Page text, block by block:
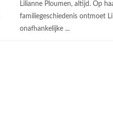
Lilianne Ploumen, altijd. Op
familiegeschiedenis ontmoet
onafhankelijke ...